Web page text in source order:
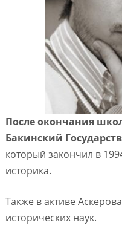
После окончания
Бакинский
который закончил в
историка.
Также в активе
исторических наук.